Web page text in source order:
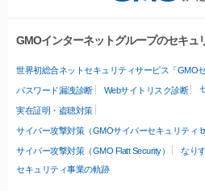
GMOインターネットグループのセキュ
世界初総合ネットセキュリティサービス「GMOセ
パスワード漏洩診断 Webサイトリスク診断
実在証明・盗聴対策
サイバー攻撃対策（GMOサイバーセキュリティ
サイバー攻撃対策（GMO Flatt Security）
なり
セキュリティ事業の軌跡